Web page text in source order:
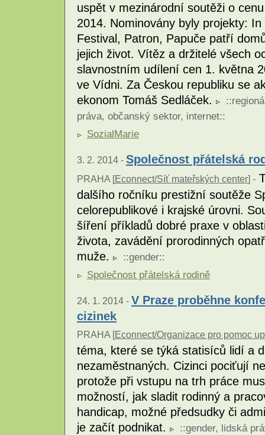
uspět v mezinárodní soutěži o
2014. Nominovány byly projekty:
Festival, Patron, Papuče patří
jejich život. Vítěz a držitelé všech
slavnostním udílení cen 1. května
ve Vídni. Za Českou republiku se
ekonom Tomáš Sedláček.
::
práva, občanský sektor, internet::
SozialMarie
3. 2. 2014 - Společnost přátelská
PRAHA [Econnect/Síť mateřských center] -
dalšího ročníku prestižní soutěže
celorepublikové i krajské úrovni.
šíření příkladů dobré praxe v
života, zavádění prorodinných
muže.
::gender::
Společnost přátelská rodině
24. 1. 2014 - V Praze proběhne
cizinek
PRAHA [Econnect/Organizace pro pomoc
téma, které se týká statisíců lidí a
nezaměstnaných. Cizinci pociťují
protože při vstupu na trh práce
možností, jak sladit rodinný a
handicap, možné předsudky či
je začít podnikat.
::gender, lidská